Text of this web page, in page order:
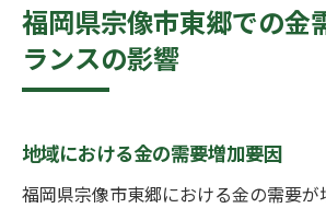
福岡県宗像市東郷での金
ランスの影響
地域における金の需要増加要因
福岡県宗像市東郷における金の需要